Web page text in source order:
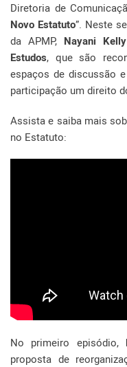
Diretoria de
Novo Estatuto”. Neste
da APMP, Nayani
Estudos, que são
espaços de discussão
participação um direito
Assista e saiba mais
no Estatuto:
No primeiro episódio,
proposta de